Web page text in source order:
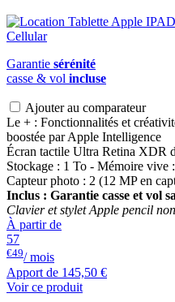
Garantie sérénité
casse & vol incluse
Ajouter au comparateur
Le + : Fonctionnalités et
boostée par Apple Intelligence
Écran tactile Ultra Retina XDR
Stockage : 1 To - Mémoire vive
Capteur photo : 2 (12 MP en
Inclus : Garantie casse et vol
Clavier et stylet Apple pencil
À partir de
57
€49/ mois
Apport de 145,50 €
Voir ce produit